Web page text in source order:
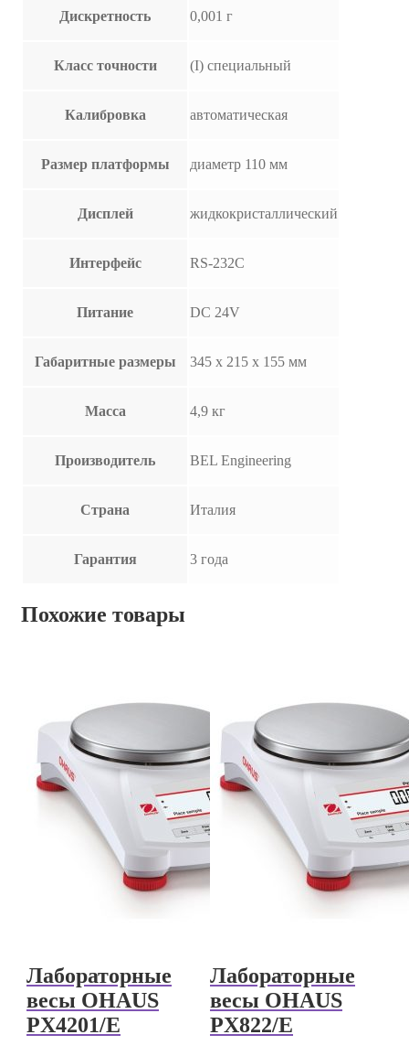
Дискретность 0,001 г
Класс точности (I) специальный
Калибровка автоматическая
Размер платформы диаметр 110 мм
Дисплей жидкокристаллический
Интерфейс RS-232C
Питание DC 24V
Габаритные размеры 345 x 215 x 155 мм
Масса 4,9 кг
Производитель BEL Engineering
Страна Италия
Гарантия 3 года
Похожие товары
Лабораторные
весы OHAUS
PX4201/E
Лабораторные
весы OHAUS
PX822/E